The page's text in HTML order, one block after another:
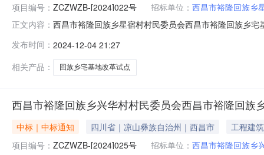
项目编号： ZCZWZB-[2024]022号 招标单位： 西昌市裕隆回族乡
正文内容： 西昌市裕隆回族乡星宿村村民委员会西昌市裕隆回族乡
程有限公司供应商地址：四川省凉山彝族自治州西昌市
工工期项目
发布时间： 2024-12-04 21:27
相关产品：
回族乡宅基地改革试点
西昌市裕隆回族乡兴华村村民委员会西昌市裕隆回
中标｜中标通知 四川省｜凉山彝族自治州｜西昌市
工程建筑
项目编号： ZCZWZB-[2024]025号 招标单位： 西昌市裕隆回族乡